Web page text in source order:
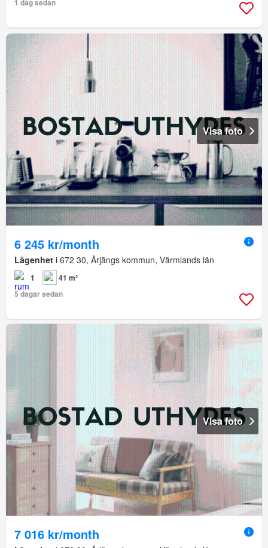
1 dag sedan
Visa foto
6 245 kr/month
Lägenhet i 672 30, Årjängs kommun, Värmlands län
1
41 m²
5 dagar sedan
Visa foto
7 016 kr/month